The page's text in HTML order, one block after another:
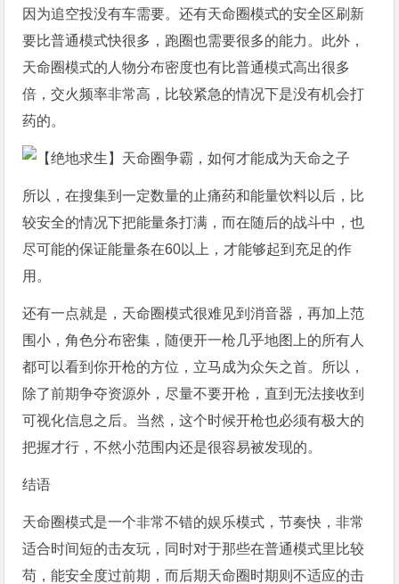
因为追空投没有车需要。还有天命圈模式的安全区刷新
要比普通模式快很多，跑圈也需要很多的能力。此外，
天命圈模式的人物分布密度也有比普通模式高出很多
倍，交火频率非常高，比较紧急的情况下是没有机会打
药的。
所以，在搜集到一定数量的止痛药和能量饮料以后，比
较安全的情况下把能量条打满，而在随后的战斗中，也
尽可能的保证能量条在60以上，才能够起到充足的作
用。
还有一点就是，天命圈模式很难见到消音器，再加上范
围小，角色分布密集，随便开一枪几乎地图上的所有人
都可以看到你开枪的方位，立马成为众矢之首。所以，
除了前期争夺资源外，尽量不要开枪，直到无法接收到
可视化信息之后。当然，这个时候开枪也必须有极大的
把握才行，不然小范围内还是很容易被发现的。
结语
天命圈模式是一个非常不错的娱乐模式，节奏快，非常
适合时间短的击友玩，同时对于那些在普通模式里比较
苟，能安全度过前期，而后期天命圈时期则不适应的击